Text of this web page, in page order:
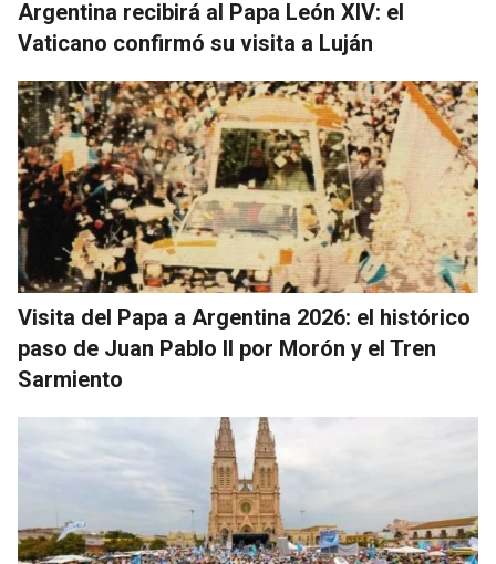
Argentina recibirá al Papa León XIV: el
Vaticano confirmó su visita a Luján
Visita del Papa a Argentina 2026: el histórico
paso de Juan Pablo II por Morón y el Tren
Sarmiento